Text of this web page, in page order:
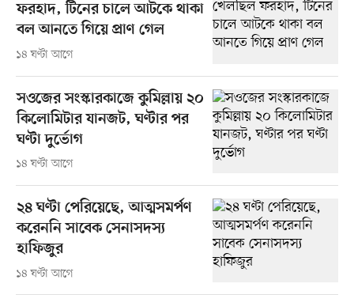
ফরহাদ, টিনের চালে আটকে থাকা
বল আনতে গিয়ে প্রাণ গেল
১৪ ঘণ্টা আগে
সওজের সংস্কারকাজে কুমিল্লায় ২০
কিলোমিটার যানজট, ঘণ্টার পর
ঘণ্টা দুর্ভোগ
১৪ ঘণ্টা আগে
২৪ ঘণ্টা পেরিয়েছে, আত্মসমর্পণ
করেননি সাবেক সেনাসদস্য
হাফিজুর
১৪ ঘণ্টা আগে